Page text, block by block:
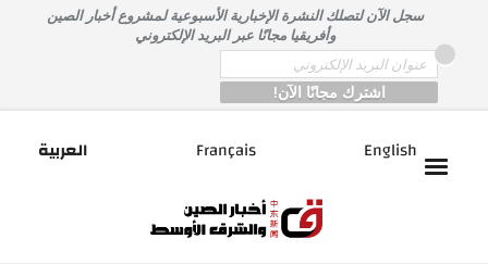
المحتوى
سجل الآن لتصلك النشرة الإخبارية الأسبوعية لمشروع أخبار الصين
وأفريقيا مجانًا عبر البريد الإلكتروني
Email
*
English
Français العربية